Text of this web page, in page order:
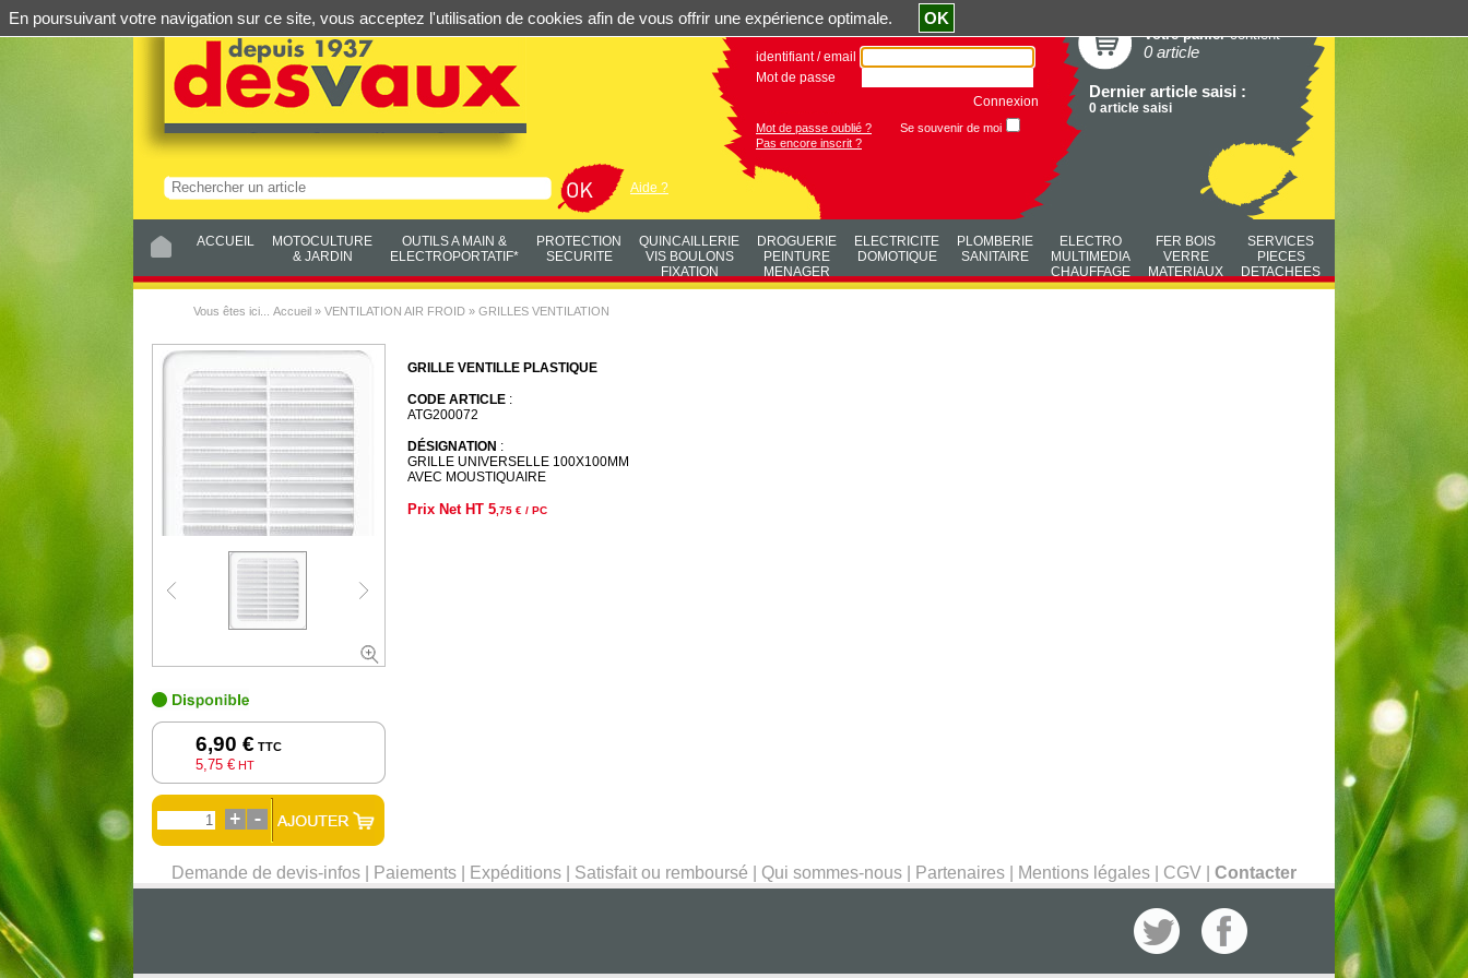
Aide ?
identifiant / email
Mot de passe
Connexion
Mot de passe oublié ?
Se souvenir de moi
Pas encore inscrit ?
Votre paniercontient
0 article
Dernier article saisi :
0 article saisi
ACCUEIL
MOTOCULTURE
& JARDIN
OUTILS A MAIN &
ELECTROPORTATIF*
PROTECTION
SECURITE
QUINCAILLERIE
VIS BOULONS
FIXATION
DROGUERIE
PEINTURE
MENAGER
ELECTRICITE
DOMOTIQUE
PLOMBERIE
SANITAIRE
ELECTRO
MULTIMEDIA
CHAUFFAGE
FER BOIS
VERRE
MATERIAUX
SERVICES
PIECES
DETACHEES
Vous êtes ici... Accueil » VENTILATION AIR FROID » GRILLES VENTILATION
6,90 € TTC
5,75 € HT
GRILLE VENTILLE PLASTIQUE
CODE ARTICLE :
ATG200072
DÉSIGNATION :
GRILLE UNIVERSELLE 100X100MM
AVEC MOUSTIQUAIRE
Prix Net HT 5 ,75 € / PC
Demande de devis-infos Paiements Expéditions Satisfait ou remboursé Qui sommes-nous Partenaires Mentions légales CGV Contacter
En poursuivant votre navigation sur ce site, vous acceptez l'utilisation de cookies afin de vous offrir une expérience optimale. OK